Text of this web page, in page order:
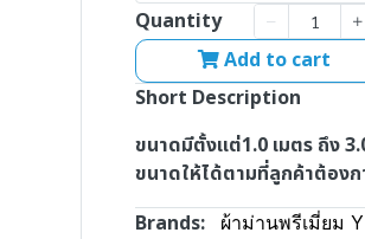
Quantity
Add to cart
Short Description
ขนาดมีตั้งแต่1.0 เมตร ถึง
ขนาดให้ได้ตามที่ลูกค้าต้องก
Brands:
ผ้าม่านพรีเมี่ยม